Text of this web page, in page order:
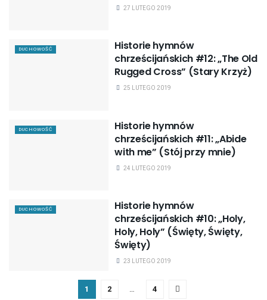
27 LUTEGO 2019
DUCHOWOŚĆ
Historie hymnów
chrześcijańskich #12: „The Old
Rugged Cross” (Stary Krzyż)
25 LUTEGO 2019
DUCHOWOŚĆ
Historie hymnów
chrześcijańskich #11: „Abide
with me” (Stój przy mnie)
24 LUTEGO 2019
DUCHOWOŚĆ
Historie hymnów
chrześcijańskich #10: „Holy,
Holy, Holy” (Święty, Święty,
Święty)
23 LUTEGO 2019
1 2 … 4